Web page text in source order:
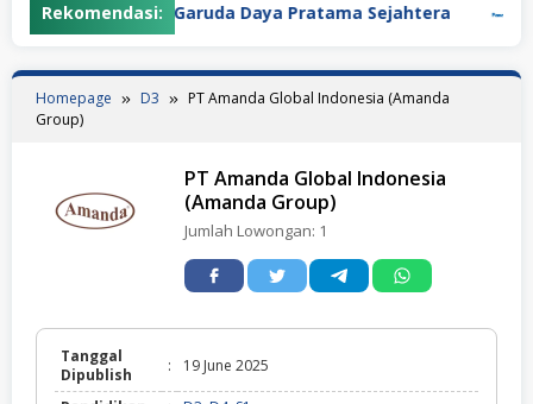
Rekomendasi:PT Garuda Daya Pratama Sejahtera PT
Homepage D3
PT Amanda Global Indonesia (Amanda
Group)
PT Amanda Global Indonesia
(Amanda Group)
Jumlah Lowongan: 1
Tanggal
Dipublish
: 19 June 2025